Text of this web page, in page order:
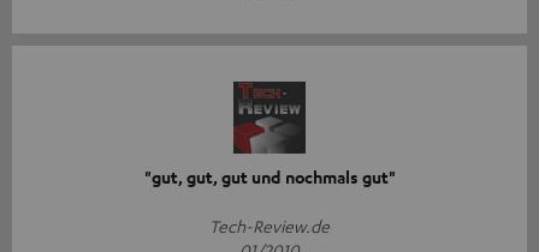
"gut, gut, gut und nochmals gut"
Tech-Review.de